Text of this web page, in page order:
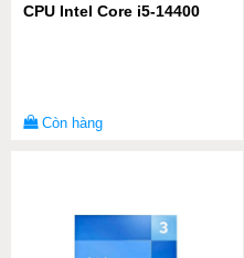
CPU Intel Core i5-14400
Còn hàng